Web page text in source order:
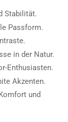
Stabilität.
Passform.
in der Natur.
Enthusiasten.
Akzenten.
und